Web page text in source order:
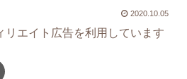
2020.10.05
リエイト広告を利用しています